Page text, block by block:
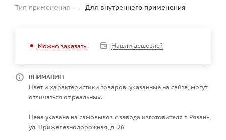
Тип применения
— Для внутреннего применения
Можно заказать Нашли дешевле?
ВНИМАНИЕ!
Цвет и характеристики товаров, указанные на сайте, могут
отличаться от реальных.
Цена указана на самовывоз с завода изготовителя г. Рязань,
ул. Прижелезнодорожная, д. 26